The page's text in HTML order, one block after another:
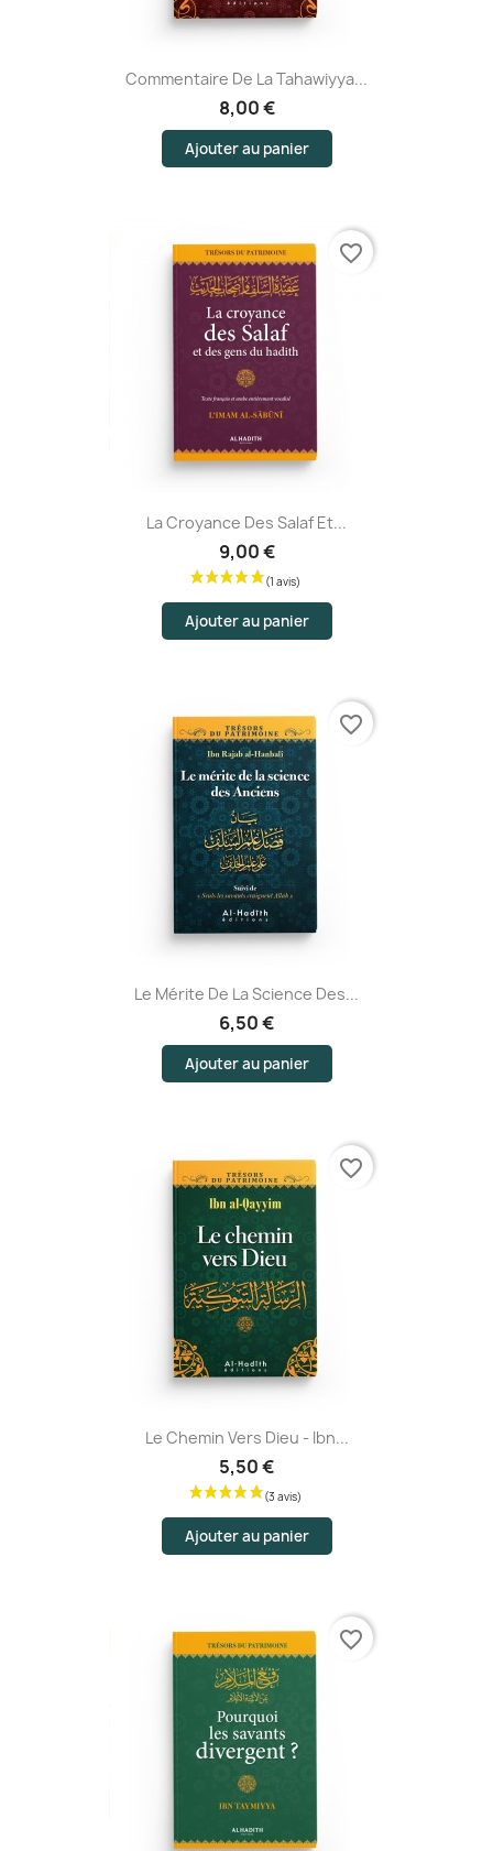
Commentaire De La Tahawiyya...
8,00 €
Ajouter au panier
La Croyance Des Salaf Et...
9,00 €
Ajouter au panier
favorite_border
Le Mérite De La Science Des...
6,50 €
Ajouter au panier
favorite_border
Le Chemin Vers Dieu - Ibn...
5,50 €
Ajouter au panier
favorite_border
favorite_border